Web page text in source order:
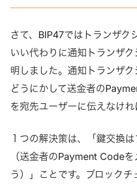
さて、BIP47ではトランザク
いい代わりに通知トランザ
明しました。通知トランザク
どうにかして送金者の
を宛先ユーザーに伝えなけれ
１つの解決策は、「鍵交換
（送金者のPayment Code
う）」ことです。ブロック